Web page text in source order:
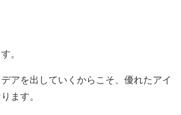
。
アを出していくからこそ、優れたアイ
ます。